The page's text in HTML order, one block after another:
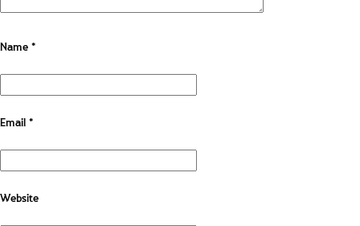
Name*
Email*
Website